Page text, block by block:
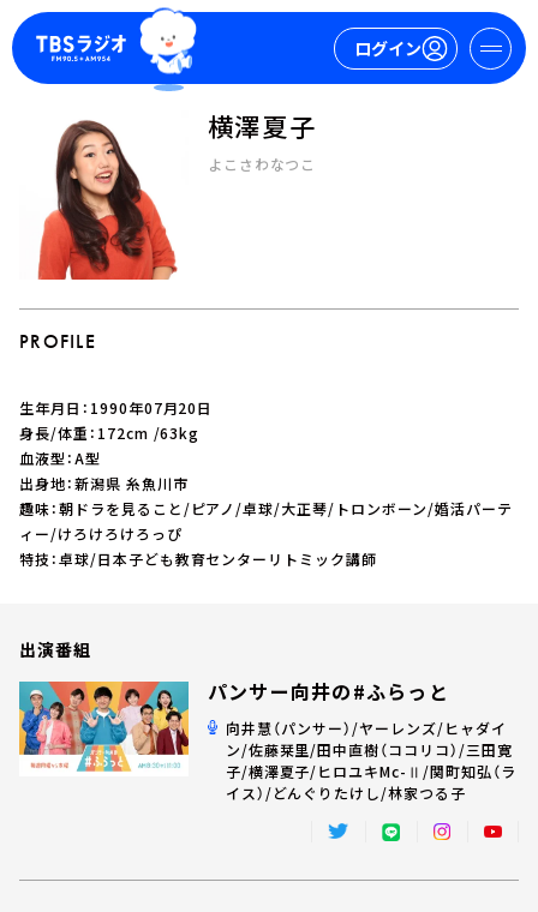
ログイン
マイページ
ログイン
今日の番組表
週間番組表
トピックス
TBS Podcast
お知らせ
会社情報
横澤夏子
よこさわなつこ
PROFILE
生年月日：1990年07月20日
身長/体重：172cm /63kg
血液型：A型
出身地：新潟県 糸魚川市
趣味：朝ドラを見ること/ピアノ/卓球/大正琴/トロンボーン/婚活パーテ
ィー/けろけろけろっぴ
特技：卓球/日本子ども教育センターリトミック講師
出演番組
パンサー向井の#ふらっと
向井慧（パンサー）/ヤーレンズ/ヒャダイ
ン/佐藤栞里/田中直樹（ココリコ）/三田寛
子/横澤夏子/ヒロユキMc-Ⅱ/関町知弘（ラ
イス）/どんぐりたけし/林家つる子